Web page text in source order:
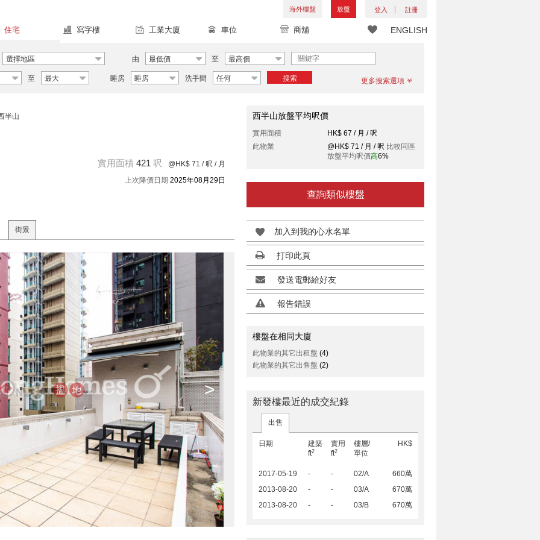
海外樓盤 放盤 登入 註冊
ENGLISH
住宅 寫字樓 工業大廈 車位 商舖
選擇地區 由 最低價 至 最高價
至 最大 睡房 睡房 洗手間 任何 搜索 更多搜索選項
半山
實用面積 421 呎 @HK$ 71 / 呎 / 月
上次降價日期 2025年08月29日
街景
>
西半山放盤平均呎價
實用面積
HK$ 67 / 月 / 呎
此物業
@HK$ 71 / 月 / 呎 比較同區
放盤平均呎價高6%
查詢類似樓盤
加入到我的心水名單
打印此頁
發送電郵給好友
報告錯誤
樓盤在相同大廈
此物業的其它出租盤 (4)
此物業的其它出售盤 (2)
新發樓最近的成交紀錄
出售
日期
建築
ft2
實用
ft2
樓層/
單位
HK$
2017-05-19 - - 02/A
660萬
2013-08-20
- - 03/A
670萬
2013-08-20
- - 03/B 670萬